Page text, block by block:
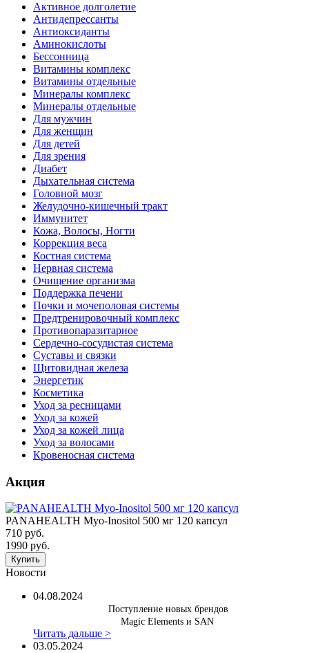
Активное долголетие
Антидепрессанты
Антиоксиданты
Аминокислоты
Бессонница
Витамины комплекс
Витамины отдельные
Минералы комплекс
Минералы отдельные
Для мужчин
Для женщин
Для детей
Для зрения
Диабет
Дыхательная система
Головной мозг
Желудочно-кишечный тракт
Иммунитет
Кожа, Волосы, Ногти
Коррекция веса
Костная система
Нервная система
Очищение организма
Поддержка печени
Почки и мочеполовая системы
Предтренировочный комплекс
Противопаразитарное
Сердечно-сосудистая система
Суставы и связки
Щитовидная железа
Энергетик
Косметика
Уход за ресницами
Уход за кожей
Уход за кожей лица
Уход за волосами
Кровеносная система
Акция
PANAHEALTH Myo-Inositol 500 мг 120 капсул
710 руб.
1990 руб.
Купить
Новости
04.08.2024
Поступление новых брендов
Magic Elements и SAN
Читать дальше >
03.05.2024